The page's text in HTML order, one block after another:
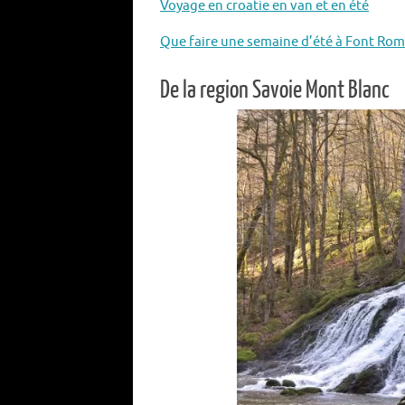
Voyage en croatie en van et en été
Que faire une semaine d’été à Font
De la region Savoie Mont Blanc